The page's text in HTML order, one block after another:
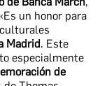
un honor para
Madrid. Este
especialmente
de